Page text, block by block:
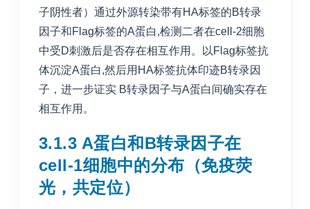
子阴性者）通过外源转染带有HA标签的B转录
因子和Flag标签的A蛋白,检测二者在cell-2细胞
中受D刺激后是否存在相互作用。以Flag标签抗
体沉淀A蛋白,然后用HA标签抗体印迹B转录因
子，进一步证实 B转录因子与A蛋白间确实存在
相互作用。
3.1.3 A蛋白和B转录因子在
cell-1细胞中的分布（免疫荧
光，共定位）